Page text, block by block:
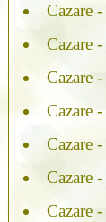
Cazare -
Cazare -
Cazare -
Cazare -
Cazare -
Cazare -
Cazare -